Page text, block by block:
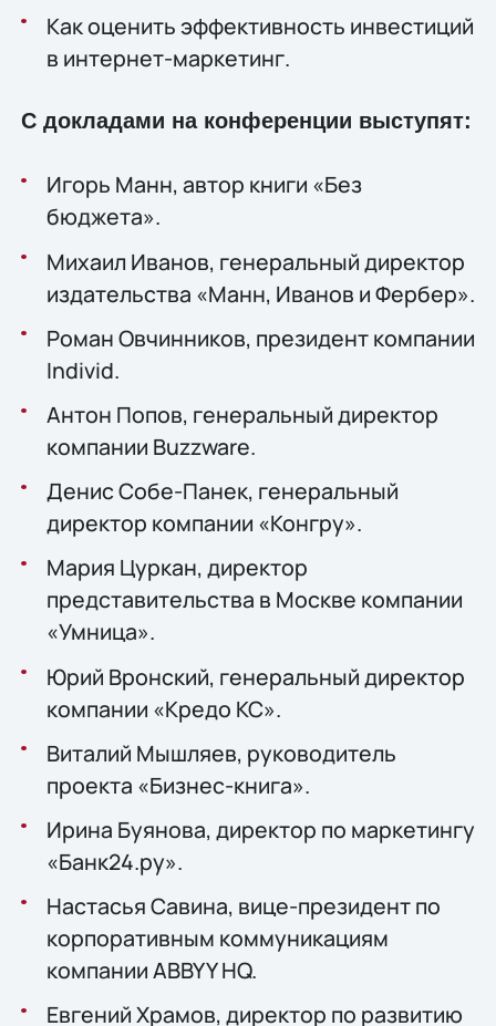
Как оценить эффективность инвестиций
в интернет-маркетинг.
С докладами на конференции выступят:
Игорь Манн, автор книги «Без
бюджета».
Михаил Иванов, генеральный директор
издательства «Манн, Иванов и Фербер».
Роман Овчинников, президент компании
Individ.
Антон Попов, генеральный директор
компании Buzzware.
Денис Собе-Панек, генеральный
директор компании «Конгру».
Мария Цуркан, директор
представительства в Москве компании
«Умница».
Юрий Вронский, генеральный директор
компании «Кредо КС».
Виталий Мышляев, руководитель
проекта «Бизнес-книга».
Ирина Буянова, директор по маркетингу
«Банк24.ру».
Настасья Савина, вице-президент по
корпоративным коммуникациям
компании ABBYY HQ.
Евгений Храмов, директор по развитию